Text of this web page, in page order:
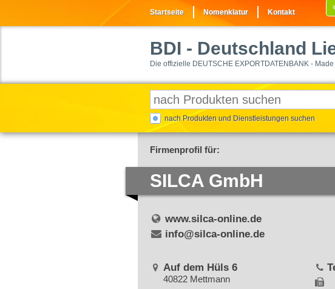
Startseite Nomenklatur Kontakt
BDI - Deutschland
Die offizielle DEUTSCHE EXPORTDATENBANK -
nach Produkten und Dienstleistungen suchen
Firmenprofil für:
SILCA GmbH
www.silca-online.de
info@silca-online.de
Auf dem Hüls 6
40822 Mettmann